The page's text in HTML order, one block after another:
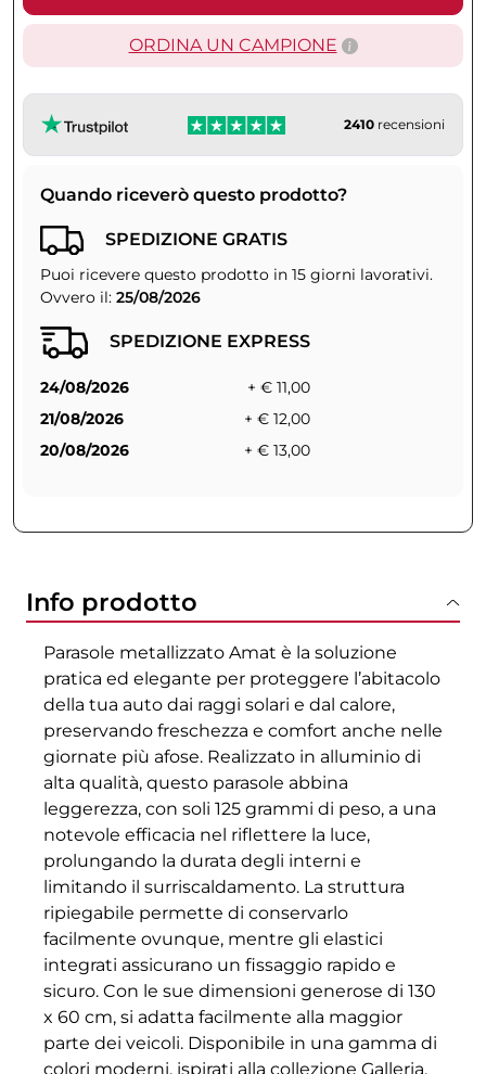
ORDINA UN CAMPIONE
2410 recensioni
Quando riceverò questo prodotto?
SPEDIZIONE GRATIS
Puoi ricevere questo prodotto in 15 giorni lavorativi.
Ovvero il: 25/08/2026
SPEDIZIONE EXPRESS
24/08/2026
+ € 11,00
21/08/2026
+ € 12,00
20/08/2026
+ € 13,00
Info prodotto
Parasole metallizzato Amat è la soluzione
pratica ed elegante per proteggere l’abitacolo
della tua auto dai raggi solari e dal calore,
preservando freschezza e comfort anche nelle
giornate più afose. Realizzato in alluminio di
alta qualità, questo parasole abbina
leggerezza, con soli 125 grammi di peso, a una
notevole efficacia nel riflettere la luce,
prolungando la durata degli interni e
limitando il surriscaldamento. La struttura
ripiegabile permette di conservarlo
facilmente ovunque, mentre gli elastici
integrati assicurano un fissaggio rapido e
sicuro. Con le sue dimensioni generose di 130
x 60 cm, si adatta facilmente alla maggior
parte dei veicoli. Disponibile in una gamma di
colori moderni, ispirati alla collezione Galleria,